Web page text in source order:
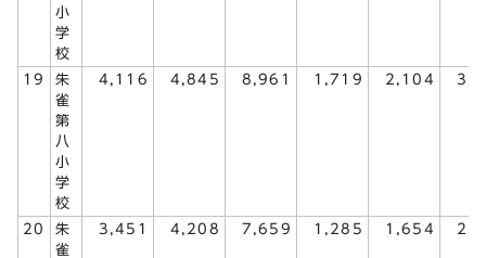
小
学
校
19
朱
雀
第
八
小
学
校
4,116 4,845 8,961 1,719 2,104
20
朱
雀
3,451 4,208 7,659 1,285 1,654